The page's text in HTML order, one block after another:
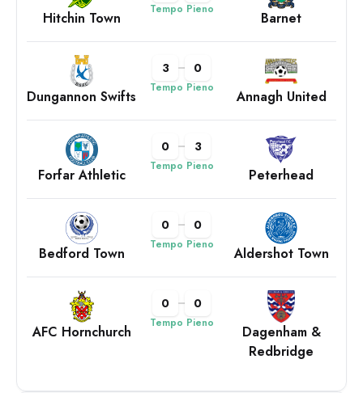
Hitchin Town Tempo Pieno Barnet
Dungannon Swifts
3 0
Tempo Pieno Annagh United
Forfar Athletic
0 3
Tempo Pieno Peterhead
Bedford Town
0 0
Tempo Pieno Aldershot Town
AFC Hornchurch
0 0
Tempo Pieno
Dagenham &
Redbridge